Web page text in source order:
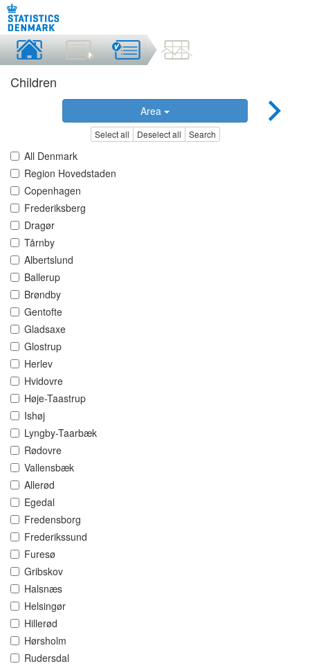
Children
Area
Select all Deselect all Search
All Denmark
Region Hovedstaden
Copenhagen
Frederiksberg
Dragør
Tårnby
Albertslund
Ballerup
Brøndby
Gentofte
Gladsaxe
Glostrup
Herlev
Hvidovre
Høje-Taastrup
Ishøj
Lyngby-Taarbæk
Rødovre
Vallensbæk
Allerød
Egedal
Fredensborg
Frederikssund
Furesø
Gribskov
Halsnæs
Helsingør
Hillerød
Hørsholm
Rudersdal